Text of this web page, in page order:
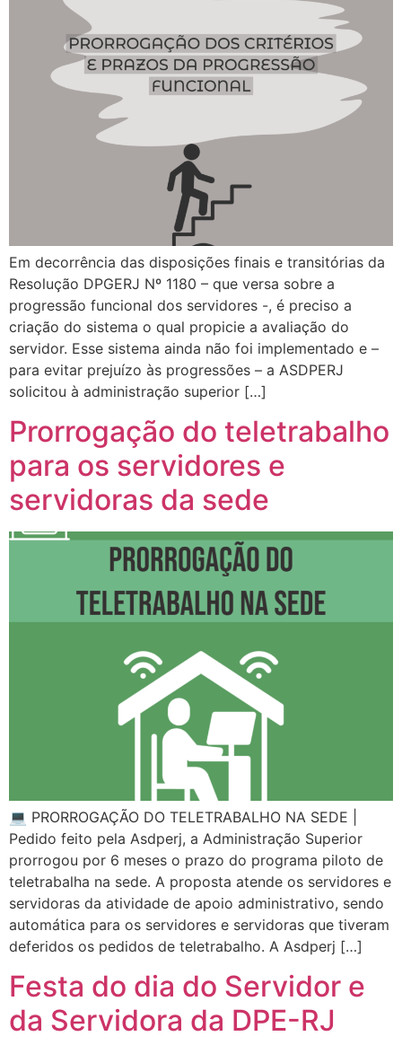
Em decorrência das disposições finais e transitórias da
Resolução DPGERJ Nº 1180 – que versa sobre a
progressão funcional dos servidores -, é preciso a
criação do sistema o qual propicie a avaliação do
servidor. Esse sistema ainda não foi implementado e –
para evitar prejuízo às progressões – a ASDPERJ
solicitou à administração superior […]
Prorrogação do teletrabalho
para os servidores e
servidoras da sede
💻 PRORROGAÇÃO DO TELETRABALHO NA SEDE |
Pedido feito pela Asdperj, a Administração Superior
prorrogou por 6 meses o prazo do programa piloto de
teletrabalha na sede. A proposta atende os servidores e
servidoras da atividade de apoio administrativo, sendo
automática para os servidores e servidoras que tiveram
deferidos os pedidos de teletrabalho. A Asdperj […]
Festa do dia do Servidor e
da Servidora da DPE-RJ